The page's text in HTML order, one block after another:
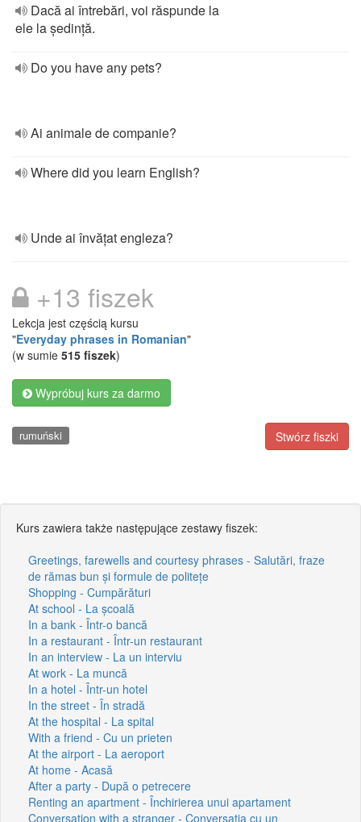
Dacă ai întrebări, voi răspunde la
ele la ședință.
Do you have any pets?
Ai animale de companie?
Where did you learn English?
Unde ai învățat engleza?
+13 fiszek
Lekcja jest częścią kursu
"Everyday phrases in Romanian"
(w sumie 515 fiszek)
Wypróbuj kurs za darmo
Stwórz fiszki
rumuński
Kurs zawiera także następujące zestawy fiszek:
Greetings, farewells and courtesy phrases - Salutări, fraze
de rămas bun și formule de politețe
Shopping - Cumpărături
At school - La școală
In a bank - Într-o bancă
In a restaurant - Într-un restaurant
In an interview - La un interviu
At work - La muncă
In a hotel - Într-un hotel
In the street - În stradă
At the hospital - La spital
With a friend - Cu un prieten
At the airport - La aeroport
At home - Acasă
After a party - După o petrecere
Renting an apartment - Închirierea unui apartament
Conversation with a stranger - Conversația cu un